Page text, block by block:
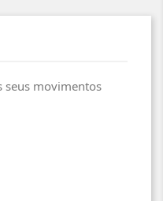
seus movimentos